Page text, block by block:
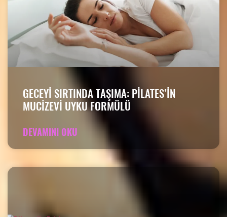
GECEYI SIRTINDA TAŞIMA: PILATES’IN
MUCIZEVI UYKU FORMÜLÜ
DEVAMINI OKU